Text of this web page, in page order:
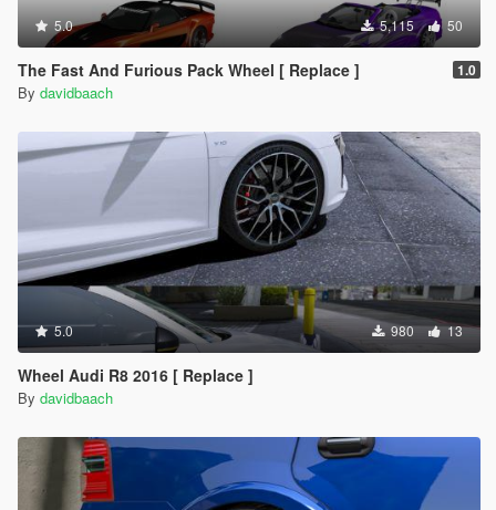
5.0 5,115 50
The Fast And Furious Pack Wheel [ Replace ] 1.0
By davidbaach
5.0 980 13
Wheel Audi R8 2016 [ Replace ]
By davidbaach